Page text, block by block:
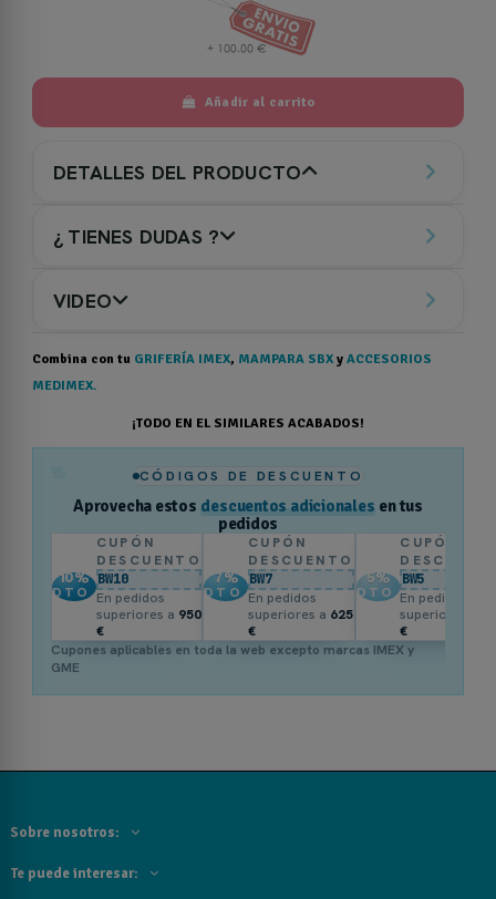
Añadir al carrito
DETALLES DEL PRODUCTO
¿ TIENES DUDAS ?
VIDEO
Combina con tu GRIFERÍA IMEX, MAMPARA SBX y ACCESORIOS
MEDIMEX.
¡TODO EN EL SIMILARES ACABADOS!
CÓDIGOS DE DESCUENTO
Aprovecha estos descuentos adicionales en tus
pedidos
10%
DTO.
CUPÓN
DESCUENTO
BW10
En pedidos
superiores a 950
€
7%
DTO.
CUPÓN
DESCUENTO
BW7
En pedidos
superiores a 625
€
5%
DTO.
CUPÓN
BW5
En pedidos
superiores a
€
Cupones aplicables en toda la web excepto marcas IMEX y
GME
Sobre nosotros:
Te puede interesar: